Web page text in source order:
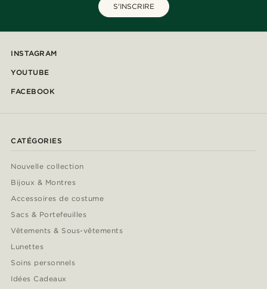
S'INSCRIRE
INSTAGRAM
YOUTUBE
FACEBOOK
CATÉGORIES
Nouvelle collection
Bijoux & Montres
Accessoires de costume
Sacs & Portefeuilles
Vêtements & Sous-vêtements
Lunettes
Soins personnels
Idées Cadeaux